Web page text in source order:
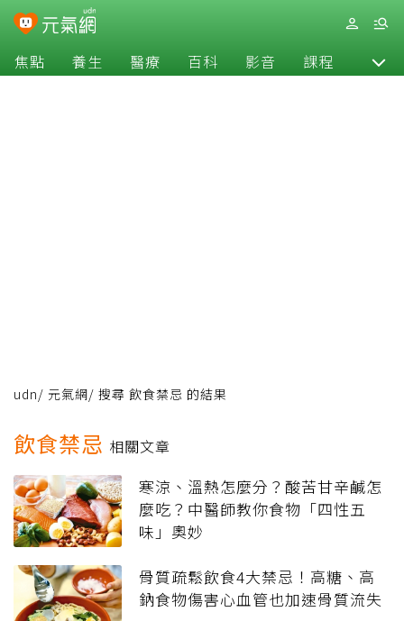
焦點 養生 醫療 百科 影音 課程 退休
udn/ 元氣網/ 搜尋 飲食禁忌 的結果
飲食禁忌 相關文章
寒涼、溫熱怎麼分？酸苦甘辛鹹怎
麼吃？中醫師教你食物「四性五
味」奧妙
骨質疏鬆飲食4大禁忌！高糖、高
鈉食物傷害心血管也加速骨質流失